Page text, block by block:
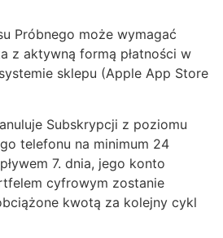
Próbnego może wymagać
z aktywną formą płatności w
sklepu (Apple App Store
Subskrypcji z poziomu
telefonu na minimum 24
7. dnia, jego konto
cyfrowym zostanie
kwotą za kolejny cykl